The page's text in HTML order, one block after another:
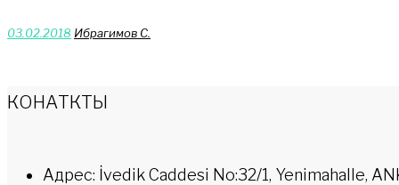
03.02.2018 Ибрагимов С.
КОНАТКТЫ
Адрес: İvedik Caddesi No:32/1, Yenimahalle,